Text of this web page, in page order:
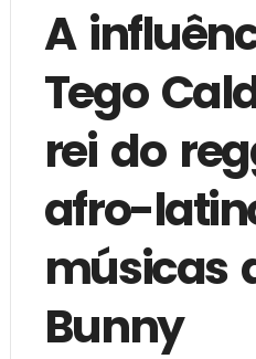
A
Tego
rei do
afro-
músicas
Bunny